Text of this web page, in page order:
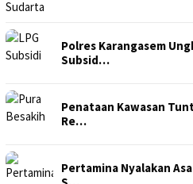
Polres Karangasem
Subsid…
Penataan Kawasan
Re…
Pertamina Nyalakan